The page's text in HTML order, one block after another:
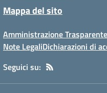
Mappa del sito
Amministrazione Trasparente
Note LegaliDichiarazioni di
Seguici su: